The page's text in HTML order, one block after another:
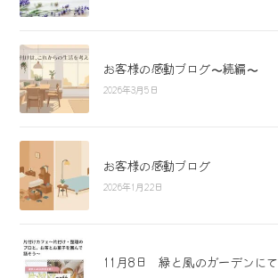
お客様の感動ブログ〜続編〜
2026年3月5日
お客様の感動ブログ
2026年1月22日
11月8日 緑と風のガーデンにて